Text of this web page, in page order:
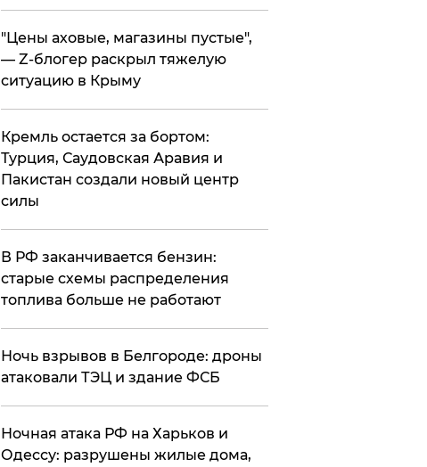
​"Цены аховые, магазины пустые",
— Z-блогер раскрыл тяжелую
ситуацию в Крыму
​Кремль остается за бортом:
Турция, Саудовская Аравия и
Пакистан создали новый центр
силы
​В РФ заканчивается бензин:
старые схемы распределения
топлива больше не работают
​Ночь взрывов в Белгороде: дроны
атаковали ТЭЦ и здание ФСБ
​Ночная атака РФ на Харьков и
Одессу: разрушены жилые дома,